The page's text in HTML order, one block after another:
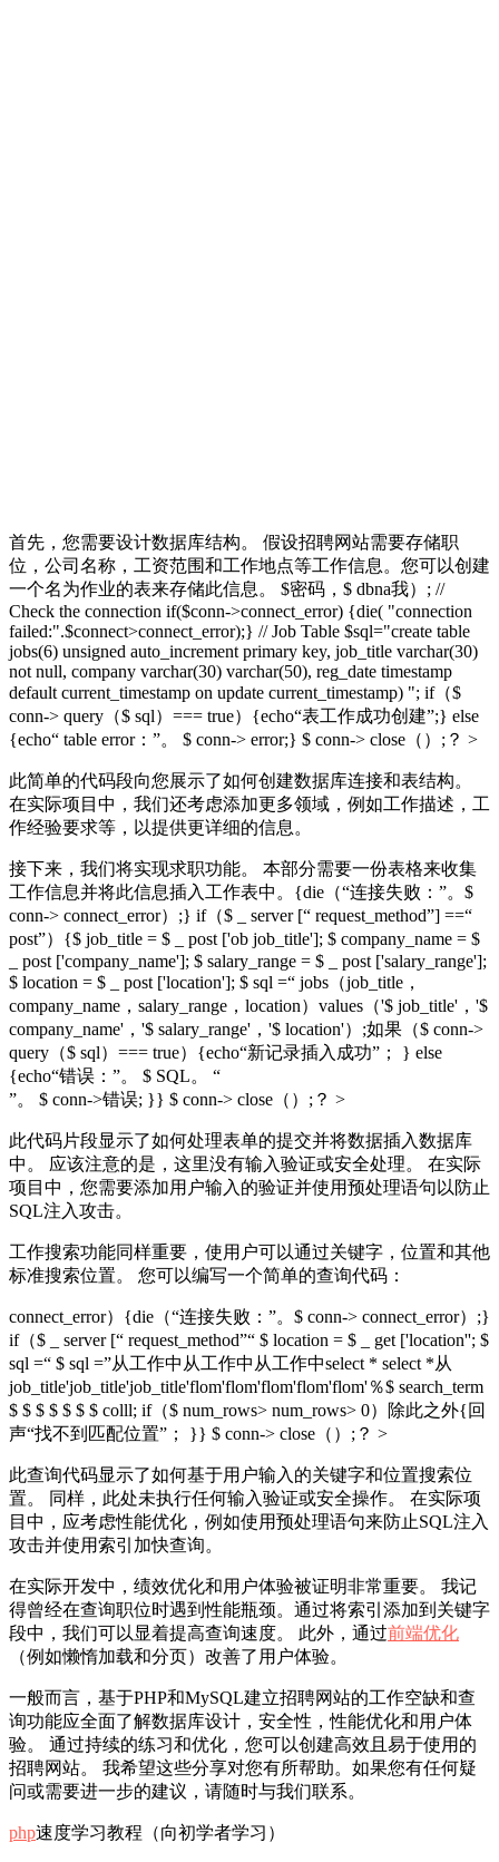
首先，您需要设计数据库结构。 假设招聘网站需要存储职
位，公司名称，工资范围和工作地点等工作信息。您可以创建
一个名为作业的表来存储此信息。 $密码，$ dbna我）; //
Check the connection if($conn->connect_error) {die( "connection
failed:".$connect>connect_error);} // Job Table $sql="create table
jobs(6) unsigned auto_increment primary key, job_title varchar(30)
not null, company varchar(30) varchar(50), reg_date timestamp
default current_timestamp on update current_timestamp) "; if（$
conn-> query（$ sql）=== true）{echo“表工作成功创建”;} else
{echo“ table error：”。 $ conn-> error;} $ conn-> close（）;？ >
此简单的代码段向您展示了如何创建数据库连接和表结构。
在实际项目中，我们还考虑添加更多领域，例如工作描述，工
作经验要求等，以提供更详细的信息。
接下来，我们将实现求职功能。 本部分需要一份表格来收集
工作信息并将此信息插入工作表中。{die（“连接失败：”。$
conn-> connect_error）;} if（$ _ server [“ request_method”] ==“
post”）{$ job_title = $ _ post ['ob job_title']; $ company_name = $
_ post ['company_name']; $ salary_range = $ _ post ['salary_range'];
$ location = $ _ post ['location']; $ sql =“ jobs（job_title，
company_name，salary_range，location）values（'$ job_title'，'$
company_name'，'$ salary_range'，'$ location'）;如果（$ conn->
query（$ sql）=== true）{echo“新记录插入成功”； } else
{echo“错误：”。 $ SQL。 “
”。 $ conn->错误; }} $ conn-> close（）;？ >
此代码片段显示了如何处理表单的提交并将数据插入数据库
中。 应该注意的是，这里没有输入验证或安全处理。 在实际
项目中，您需要添加用户输入的验证并使用预处理语句以防止
SQL注入攻击。
工作搜索功能同样重要，使用户可以通过关键字，位置和其他
标准搜索位置。 您可以编写一个简单的查询代码：
connect_error）{die（“连接失败：”。$ conn-> connect_error）;}
if（$ _ server [“ request_method”“ $ location = $ _ get ['location''; $
sql =“ $ sql =”从工作中从工作中从工作中select * select *从
job_title'job_title'job_title'flom'flom'flom'flom'flom'％$ search_term
$ $ $ $ $ $ $ colll; if（$ num_rows> num_rows> 0）除此之外{回
声“找不到匹配位置”； }} $ conn-> close（）;？ >
此查询代码显示了如何基于用户输入的关键字和位置搜索位
置。 同样，此处未执行任何输入验证或安全操作。 在实际项
目中，应考虑性能优化，例如使用预处理语句来防止SQL注入
攻击并使用索引加快查询。
在实际开发中，绩效优化和用户体验被证明非常重要。 我记
得曾经在查询职位时遇到性能瓶颈。通过将索引添加到关键字
段中，我们可以显着提高查询速度。 此外，通过前端优化
（例如懒惰加载和分页）改善了用户体验。
一般而言，基于PHP和MySQL建立招聘网站的工作空缺和查
询功能应全面了解数据库设计，安全性，性能优化和用户体
验。 通过持续的练习和优化，您可以创建高效且易于使用的
招聘网站。 我希望这些分享对您有所帮助。如果您有任何疑
问或需要进一步的建议，请随时与我们联系。
php速度学习教程（向初学者学习）